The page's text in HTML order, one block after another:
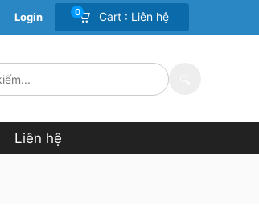
Cart : Liên hệ
0
Login
Liên hệ